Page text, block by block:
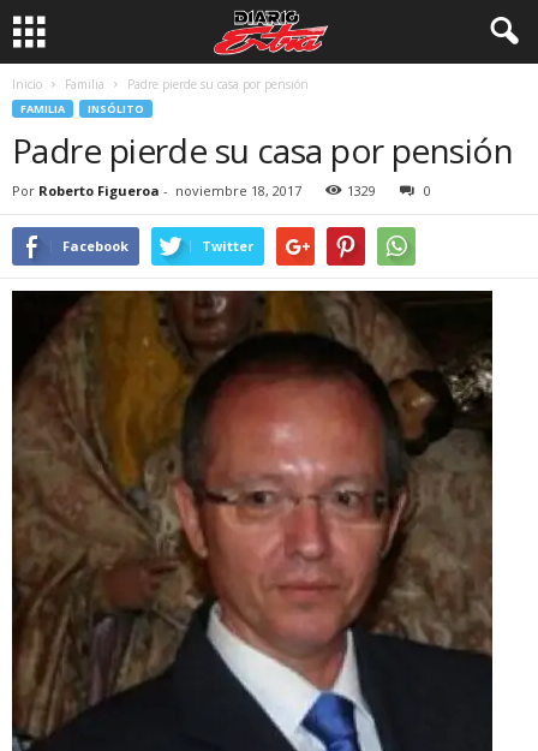
Inicio Familia Padre pierde su casa por pensión
FAMILIA INSÓLITO
Padre pierde su casa por pensión
Por Roberto Figueroa - noviembre 18, 2017 1329 0
Facebook Twitter